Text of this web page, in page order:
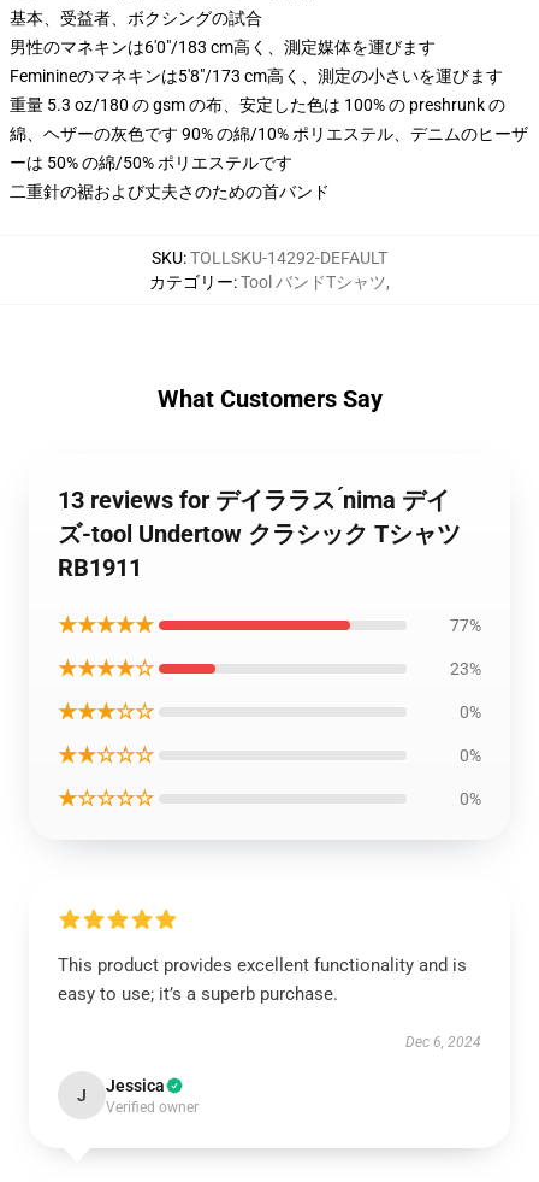
基本、受益者、ボクシングの試合
男性のマネキンは6'0"/183 cm高く、測定媒体を運びます
Feminineのマネキンは5'8"/173 cm高く、測定の小さいを運びます
重量 5.3 oz/180 の gsm の布、安定した色は 100% の preshrunk の
綿、ヘザーの灰色です 90% の綿/10% ポリエステル、デニムのヒーザ
ーは 50% の綿/50% ポリエステルです
二重針の裾および丈夫さのための首バンド
SKU:TOLLSKU-14292-DEFAULT
カテゴリー:Tool バンドTシャツ,
What Customers Say
13 reviews for デイララス ́nima デイ
ズ-tool Undertow クラシック Tシャツ
RB1911
★★★★★ 77%
★★★★☆ 23%
★★★☆☆ 0%
★★☆☆☆ 0%
★☆☆☆☆ 0%
This product provides excellent functionality and is
easy to use; it’s a superb purchase.
Dec 6, 2024
J Jessica
Verified owner